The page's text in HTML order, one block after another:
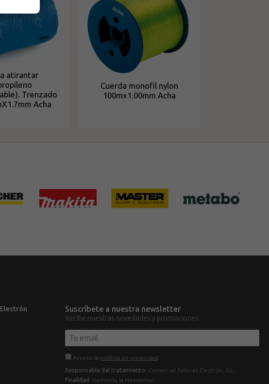
atirantar
Trenzado
Acha
Cuerda monofil nylon
100mx1.00mm Acha
Suscríbete a nuestra newsletter
Recibe nuestras novedades y promociones
Acepto la política de privacidad
Responsable del tratamiento: Comercial Talleres Electrón, S.L.
Finalidad : Remitirle la Newsletter.